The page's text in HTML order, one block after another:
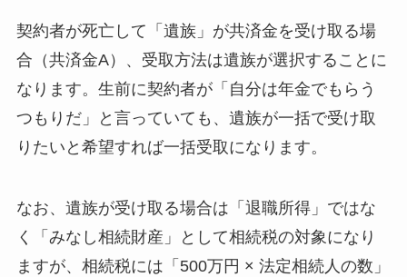
契約者が死亡して「遺族」が共済金を受け取る場
合（共済金A）、受取方法は遺族が選択することに
なります。生前に契約者が「自分は年金でもらう
つもりだ」と言っていても、遺族が一括で受け取
りたいと希望すれば一括受取になります。
なお、遺族が受け取る場合は「退職所得」ではな
く「みなし相続財産」として相続税の対象になり
ますが、相続税には「500万円 × 法定相続人の数」